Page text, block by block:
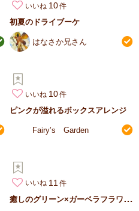
いいね 10
初夏のドライブーケ
はなさか兄さん
いいね 10
ピンクが溢れるボックスアレンジ
Fairy’s Garden
いいね 11
癒
しのグリーン×ガーベラフラワーリース